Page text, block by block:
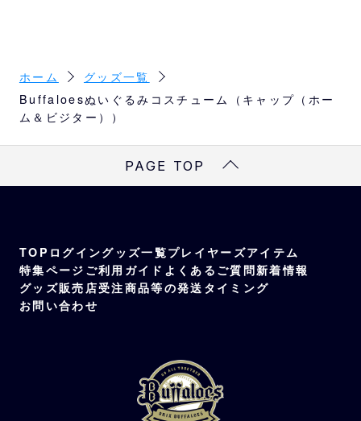
ホーム
グッズ一覧
Buffaloesぬいぐるみコスチューム（キャップ（ホー
ム＆ビジター））
PAGE TOP
TOP ログイングッズ一覧プレイヤーズアイテム
特集ページ ご利用ガイド よくあるご質問新着情報
グッズ販売店受注商品等の発送タイミング
お問い合わせ